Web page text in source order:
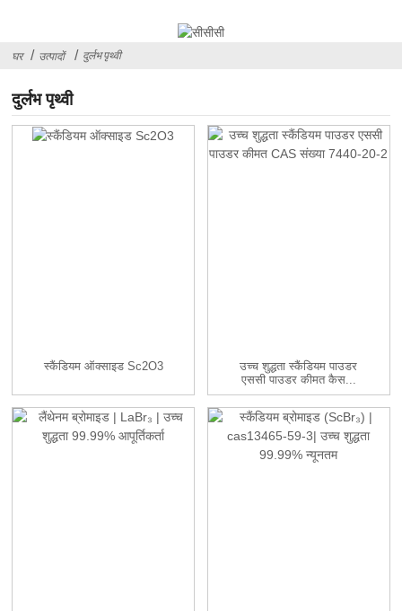
घर उत्पादों दुर्लभ पृथ्वी
दुर्लभ पृथ्वी
स्कैंडियम ऑक्साइड Sc2O3
उच्च शुद्धता स्कैंडियम पाउडर
एससी पाउडर कीमत कैस...